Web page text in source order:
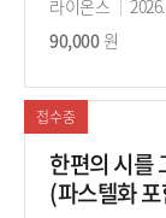
강
사
라이온스
강
간
90,000원
접수중
한편의 시를
(파스텔화